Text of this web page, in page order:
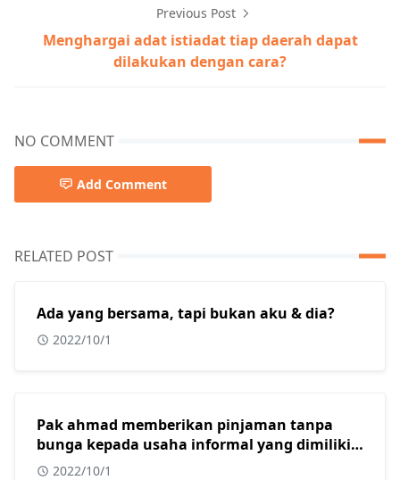
Previous Post
Menghargai adat istiadat tiap daerah dapat
dilakukan dengan cara?
NO COMMENT
Add Comment
RELATED POST
Ada yang bersama, tapi bukan aku & dia?
2022/10/1
Pak ahmad memberikan pinjaman tanpa
bunga kepada usaha informal yang dimiliki
oleh beberapa warga muslim di kota
2022/10/1